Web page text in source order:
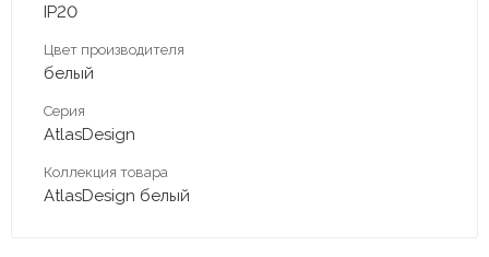
IP20
Цвет производителя
белый
Серия
AtlasDesign
Коллекция товара
AtlasDesign белый